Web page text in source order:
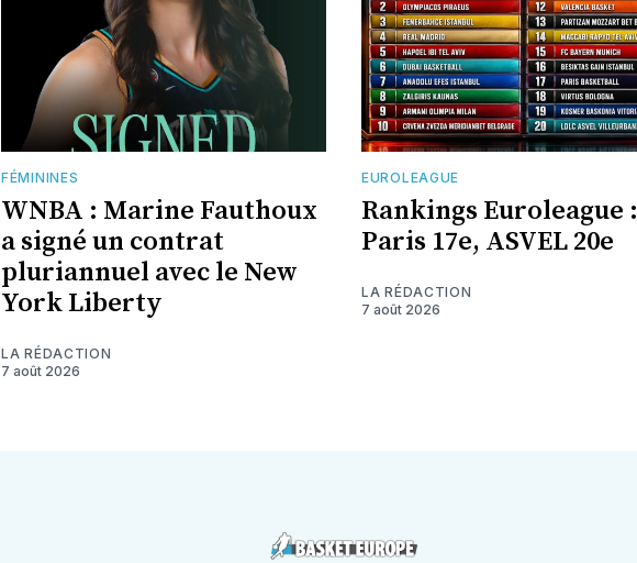
FÉMININES
WNBA : Marine Fauthoux
a signé un contrat
pluriannuel avec le New
York Liberty
LA RÉDACTION
7 août 2026
EUROLEAGUE
Rankings Euroleague :
Paris 17e, ASVEL 20e
LA RÉDACTION
7 août 2026